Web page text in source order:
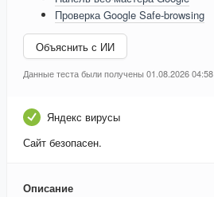
Проверка Google Safe-browsing
Объяснить с ИИ
Данные теста были получены 01.08.2026 04:58
Яндекс вирусы
Сайт безопасен.
Описание